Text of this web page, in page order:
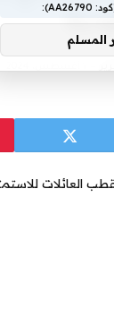
المسلم